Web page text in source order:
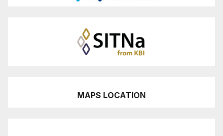
MAPS LOCATION